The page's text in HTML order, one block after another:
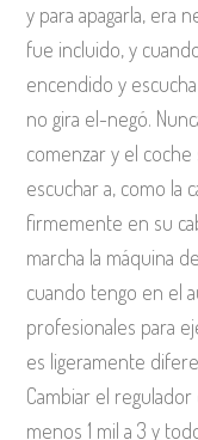
y para apagarla, era
fue incluido, y
encendido y
no gira el-negó.
comenzar y el coche
escuchar a, como la
firmemente en su
marcha la máquina
cuando tengo en el
profesionales para
es ligeramente
Cambiar el
menos 1 mil a 3 y